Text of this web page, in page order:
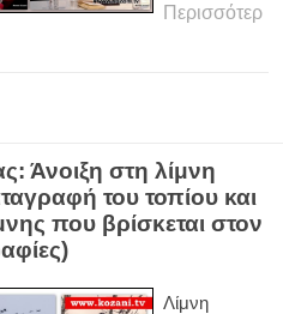
Περισσότερ
Άνοιξη στη λίμνη
του τοπίου και
που βρίσκεται στον
Λίμνη